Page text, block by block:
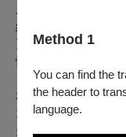
Method 1
You can find the
the header to
language.
結構感、詩意的時間
更深層的精神世界。
慢成形——這是他面
本場音樂會完整呈
106《槌子鍵琴》、
多芬創作生涯最後階